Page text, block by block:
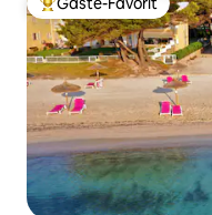
Beliebter Gäste-Favorit.